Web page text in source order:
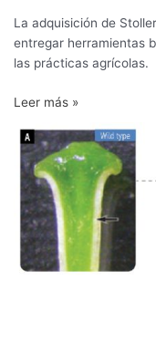
La adquisición de
entregar herramientas
las prácticas agrícolas.
Leer más »
Cuaja
retención,
dos
parámetros
clave
en
el